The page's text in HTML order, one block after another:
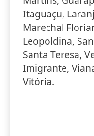
Itaguaçu,
Marechal
Leopoldina,
Santa Teresa,
Imigrante,
Vitória.